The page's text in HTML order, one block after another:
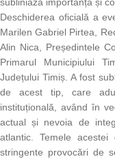
subliniază importanța și
Deschiderea oficială a
Marilen Gabriel Pirtea,
Alin Nica, Președintele
Primarul Municipiului
Județului Timiș. A fost
de acest tip, care
instituțională, având în
actual și nevoia de
atlantic. Temele
stringente provocări de